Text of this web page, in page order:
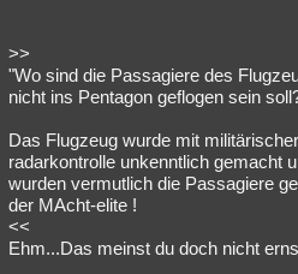
>>
"Wo sind die Passagiere des
nicht ins Pentagon geflogen sein
Das Flugzeug wurde mit
radarkontrolle unkenntlich gemacht
wurden vermutlich die Passagiere
der MAcht-elite !
<<
Ehm...Das meinst du doch nicht